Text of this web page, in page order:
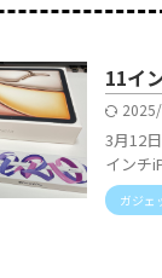
11イ
3月12
インチ
ガジェ